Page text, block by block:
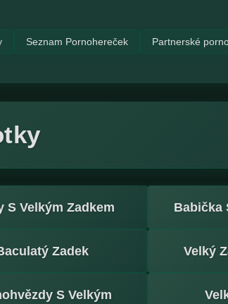
Seznam Pornohereček Partnerské
S Velkým Zadkem Babička
Zadek Velký
S Velkým